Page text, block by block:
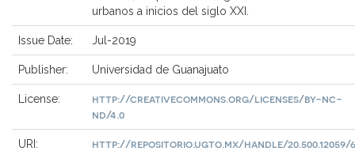
urbanos a inicios del siglo XXI.
Issue Date: Jul-2019
Publisher: Universidad de Guanajuato
License:
http://creativecommons.org/licenses/by-nc-
nd/4.0
URI: http://repositorio.ugto.mx/handle/20.500.12059/